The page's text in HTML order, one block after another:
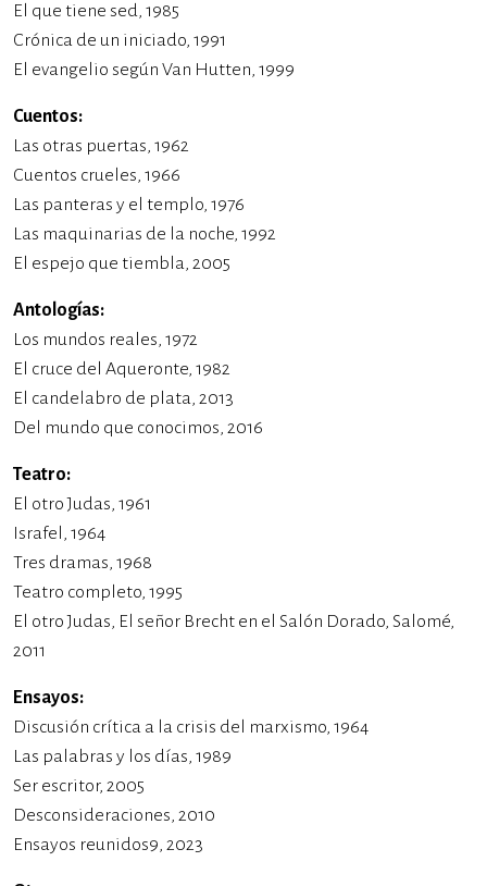
El que tiene sed, 1985
Crónica de un iniciado, 1991
El evangelio según Van Hutten, 1999
Cuentos:
Las otras puertas, 1962
Cuentos crueles, 1966
Las panteras y el templo, 1976
Las maquinarias de la noche, 1992
El espejo que tiembla, 2005
Antologías:
Los mundos reales, 1972
El cruce del Aqueronte, 1982
El candelabro de plata, 2013
Del mundo que conocimos, 2016
Teatro:
El otro Judas, 1961
Israfel, 1964
Tres dramas, 1968
Teatro completo, 1995
El otro Judas, El señor Brecht en el Salón Dorado, Salomé,
2011
Ensayos:
Discusión crítica a la crisis del marxismo, 1964
Las palabras y los días, 1989
Ser escritor, 2005
Desconsideraciones, 2010
Ensayos reunidos9, 2023